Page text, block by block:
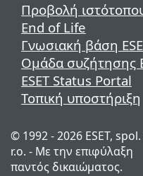
Προβολή
End of Life
Γνωσιακή βάση
Ομάδα συζήτησης
ESET Status Portal
Τοπική υποστήριξη
© 1992 - 2026 ESET, spol.
r.o. - Με την επιφύλαξη
παντός δικαιώματος.